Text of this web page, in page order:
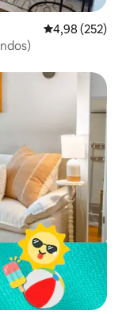
4,98 de uma
4,98 (252)